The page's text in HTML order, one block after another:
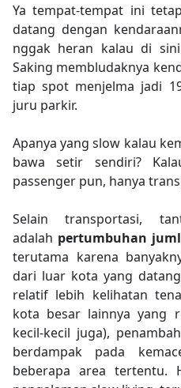
Ya tempat-tempat ini
datang dengan
nggak heran kalau di
Saking membludaknya
tiap spot menjelma jadi
juru parkir.
Apanya yang slow kalau
bawa setir sendiri?
passenger pun, hanya
Selain transportasi,
adalah pertumbuhan
terutama karena
dari luar kota yang
relatif lebih kelihatan
kota besar lainnya yang
kecil-kecil juga),
berdampak pada
beberapa area tertentu.